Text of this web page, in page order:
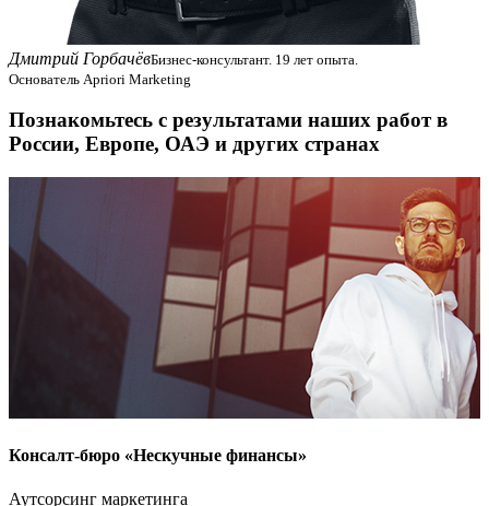
Дмитрий ГорбачёвБизнес-консультант. 19 лет опыта.
Основатель Apriori Marketing
Познакомьтесь с результатами наших работ в
России, Европе, ОАЭ и других странах
Консалт-бюро «Нескучные финансы»
Аутсорсинг маркетинга